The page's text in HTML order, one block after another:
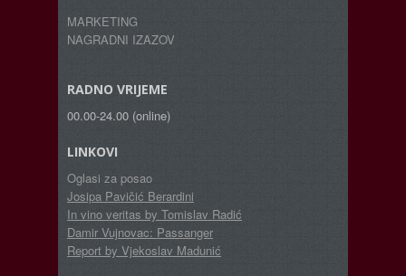
MARKETING
NAGRADNI IZAZOV
RADNO VRIJEME
00.00-24.00 (online)
LINKOVI
Oglasi za posao
Josipa Pavičić Berardini
In vino veritas by Tomislav Radić
Damir Vujnovac: Passanger
Report by Vjekoslav Madunić